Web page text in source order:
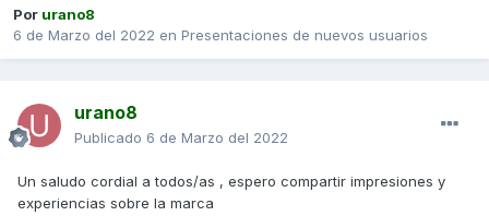
Por urano8
6 de Marzo del 2022 en Presentaciones de nuevos usuarios
urano8
Publicado 6 de Marzo del 2022
Un saludo cordial a todos/as , espero compartir impresiones y
experiencias sobre la marca